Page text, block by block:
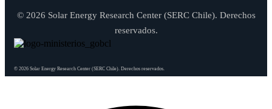
© 2026 Solar Energy Research Center (SERC Chile). Derechos
reservados.
© 2026 Solar Energy Research Center (SERC Chile). Derechos reservados.